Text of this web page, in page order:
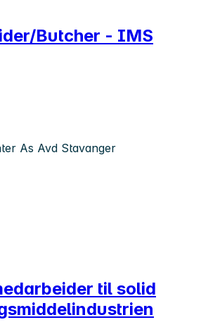
Butcher - IMS
As Avd Stavanger
til solid